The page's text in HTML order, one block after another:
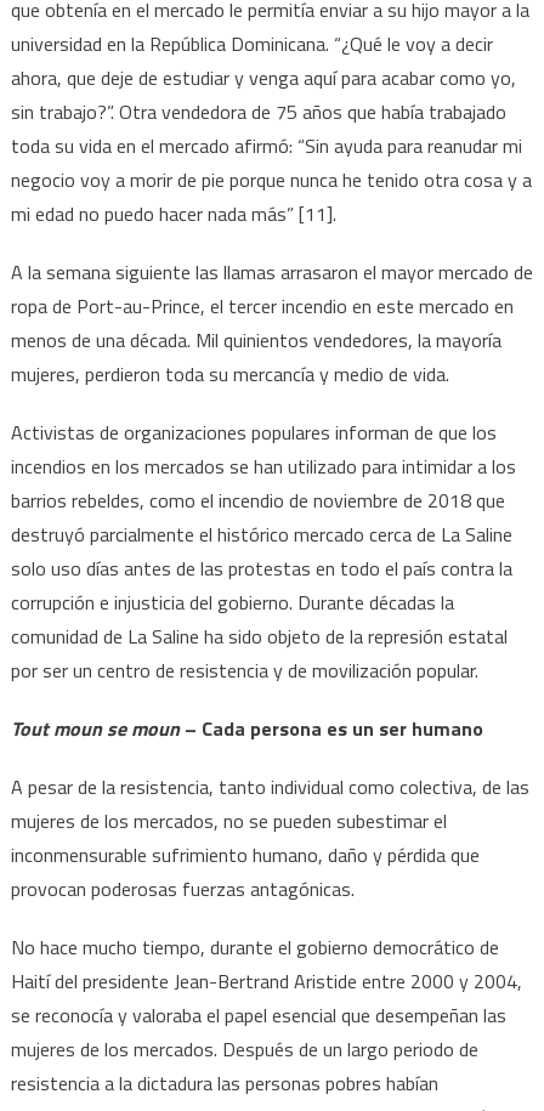
que obtenía en el mercado le permitía enviar a su hijo mayor a la
universidad en la República Dominicana. “¿Qué le voy a decir
ahora, que deje de estudiar y venga aquí para acabar como yo,
sin trabajo?”. Otra vendedora de 75 años que había trabajado
toda su vida en el mercado afirmó: “Sin ayuda para reanudar mi
negocio voy a morir de pie porque nunca he tenido otra cosa y a
mi edad no puedo hacer nada más” [11].
A la semana siguiente las llamas arrasaron el mayor mercado de
ropa de Port-au-Prince, el tercer incendio en este mercado en
menos de una década. Mil quinientos vendedores, la mayoría
mujeres, perdieron toda su mercancía y medio de vida.
Activistas de organizaciones populares informan de que los
incendios en los mercados se han utilizado para intimidar a los
barrios rebeldes, como el incendio de noviembre de 2018 que
destruyó parcialmente el histórico mercado cerca de La Saline
solo uso días antes de las protestas en todo el país contra la
corrupción e injusticia del gobierno. Durante décadas la
comunidad de La Saline ha sido objeto de la represión estatal
por ser un centro de resistencia y de movilización popular.
Tout moun se moun– Cada persona es un ser humano
A pesar de la resistencia, tanto individual como colectiva, de las
mujeres de los mercados, no se pueden subestimar el
inconmensurable sufrimiento humano, daño y pérdida que
provocan poderosas fuerzas antagónicas.
No hace mucho tiempo, durante el gobierno democrático de
Haití del presidente Jean-Bertrand Aristide entre 2000 y 2004,
se reconocía y valoraba el papel esencial que desempeñan las
mujeres de los mercados. Después de un largo periodo de
resistencia a la dictadura las personas pobres habían